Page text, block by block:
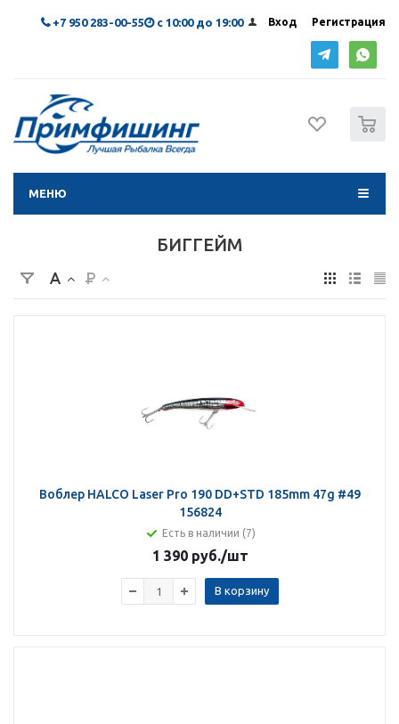
Вход Регистрация
+7 950 283-00-55 с 10:00 до 19:00
МЕНЮ
БИГГЕЙМ
Воблер HALCO Laser Pro 190 DD+STD 185mm 47g #49
156824
Есть в наличии (7)
1 390 руб./шт
В корзину